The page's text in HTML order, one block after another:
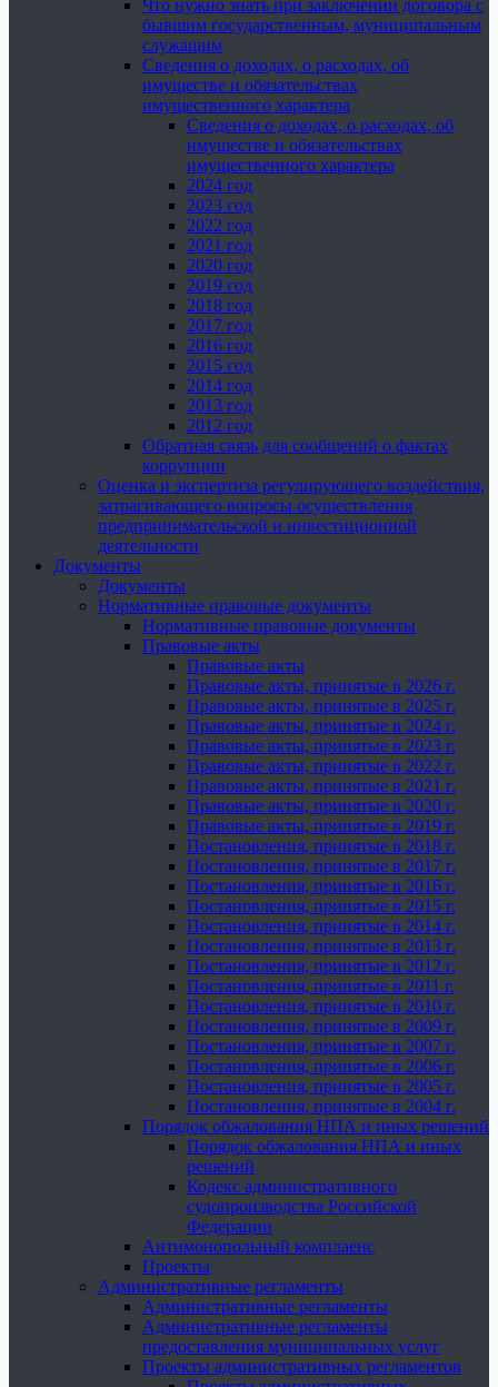
Что нужно знать при заключении договора с
бывшим государственным, муниципальным
служащим
Сведения о доходах, о расходах, об
имуществе и обязательствах
имущественного характера
Сведения о доходах, о расходах, об
имуществе и обязательствах
имущественного характера
2024 год
2023 год
2022 год
2021 год
2020 год
2019 год
2018 год
2017 год
2016 год
2015 год
2014 год
2013 год
2012 год
Обратная связь для сообщений о фактах
коррупции
Оценка и экспертиза регулирующего воздействия,
затрагивающего вопросы осуществления
предпринимательской и инвестиционной
деятельности
Документы
Документы
Нормативные правовые документы
Нормативные правовые документы
Правовые акты
Правовые акты
Правовые акты, принятые в 2026 г.
Правовые акты, принятые в 2025 г.
Правовые акты, принятые в 2024 г.
Правовые акты, принятые в 2023 г.
Правовые акты, принятые в 2022 г.
Правовые акты, принятые в 2021 г.
Правовые акты, принятые в 2020 г.
Правовые акты, принятые в 2019 г.
Постановления, принятые в 2018 г.
Постановления, принятые в 2017 г.
Постановления, принятые в 2016 г.
Постановления, принятые в 2015 г.
Постановления, принятые в 2014 г.
Постановления, принятые в 2013 г.
Постановления, принятые в 2012 г.
Постановления, принятые в 2011 г.
Постановления, принятые в 2010 г.
Постановления, принятые в 2009 г.
Постановления, принятые в 2007 г.
Постановления, принятые в 2006 г.
Постановления, принятые в 2005 г.
Постановления, принятые в 2004 г.
Порядок обжалования НПА и иных решений
Порядок обжалования НПА и иных
решений
Кодекс административного
судопроизводства Российской
Федерации
Антимонопольный комплаенс
Проекты
Административные регламенты
Административные регламенты
Административные регламенты
предоставления муниципальных услуг
Проекты административных регламентов